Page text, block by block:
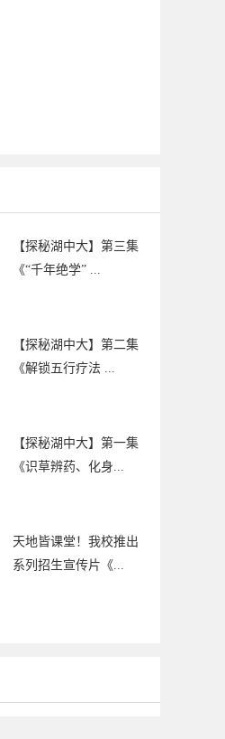
【探秘湖中大】第三集
《“千年绝学” ...
【探秘湖中大】第二集
《解锁五行疗法 ...
【探秘湖中大】第一集
《识草辨药、化身...
天地皆课堂！我校推出
系列招生宣传片《...